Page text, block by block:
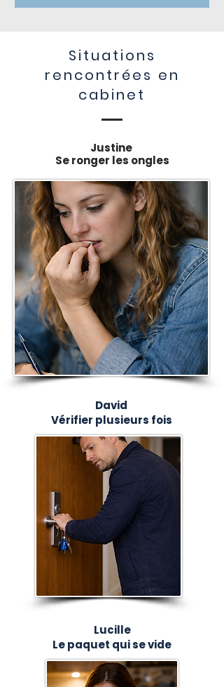
Situations
rencontrées en
cabinet
Justine
Se ronger les ongles
David
Vérifier plusieurs fois
Lucille
Le paquet qui se vide